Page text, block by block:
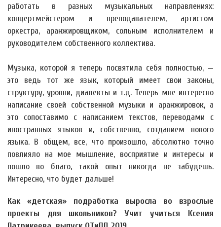
работать в разных музыкальных направлениях:
концертмейстером и преподавателем, артистом
оркестра, аранжировщиком, сольным исполнителем и
руководителем собственного коллектива.
Музыка, которой я теперь посвятила себя полностью, —
это ведь тот же язык, который имеет свои законы,
структуру, уровни, диалекты и т.д. Теперь мне интересно
написание своей собственной музыки и аранжировок, а
это сопоставимо с написанием текстов, переводами с
иностранных языков и, собственно, созданием нового
языка. В общем, все, что произошло, абсолютно точно
повлияло на мое мышление, восприятие и интересы и
пошло во благо, такой опыт никогда не забудешь.
Интересно, что будет дальше!
Как «детская» подработка выросла во взрослые
проекты для школьников? Учит учиться Ксения